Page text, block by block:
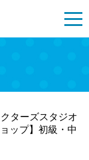
ターズスタジオ
ップ】初級・中